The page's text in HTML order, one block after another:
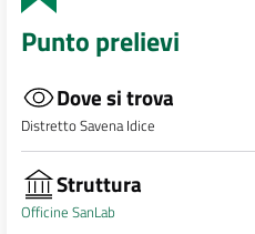
Punto prelievi
Dove si trova
Distretto Savena Idice
Struttura
Officine SanLab